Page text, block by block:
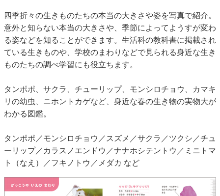
四季折々の生きものたちの本当の大きさや姿を写真で紹介。
意外と知らない本当の大きさや、季節によってようすが変わ
る姿などを知ることができます。生活科の教科書に掲載され
ている生きものや、学校のまわりなどで見られる身近な生き
ものたちの調べ学習にも役立ちます。
タンポポ、サクラ、チューリップ、モンシロチョウ、カマキ
リの幼虫、ニホントカゲなど、身近な春の生き物の実物大が
わかる図鑑。
タンポポ／モンシロチョウ／スズメ／サクラ／ツクシ／チュ
ーリップ／カラスノエンドウ／ナナホシテントウ／ミニトマ
ト（なえ）／フキノトウ／メダカ など